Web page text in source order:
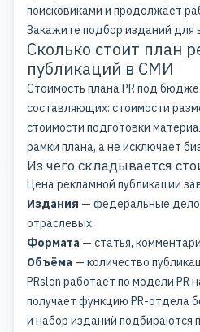
поисковиками и продолжает
Закажите подбор изданий для
Сколько стоит план
публикаций в СМИ
Стоимость плана PR под
составляющих: стоимости
стоимости подготовки
рамки плана, а не исключает
Из чего складывается
Цена рекламной публикации
Издания — федеральные
отраслевых.
Формата — статья,
Объёма — количество
PRslon работает по модели PR
получает функцию PR-отдела
и набор изданий